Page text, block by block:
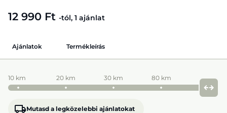
12 990 Ft -tól, 1 ajánlat
Ajánlatok Termékleírás
10 km 20 km 30 km 80 km
Mutasd a legközelebbi ajánlatokat